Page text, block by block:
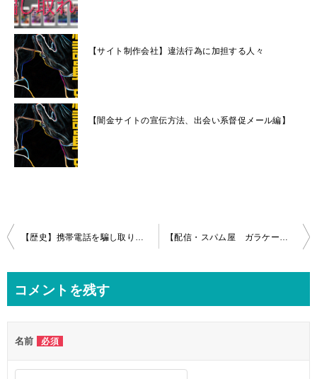
【サイト制作会社】違法行為に加担する人々
【闇金サイトの宣伝方法、出会い系督促メール編】
投
ビ
ー
シ
コメントを残す
名前 必須